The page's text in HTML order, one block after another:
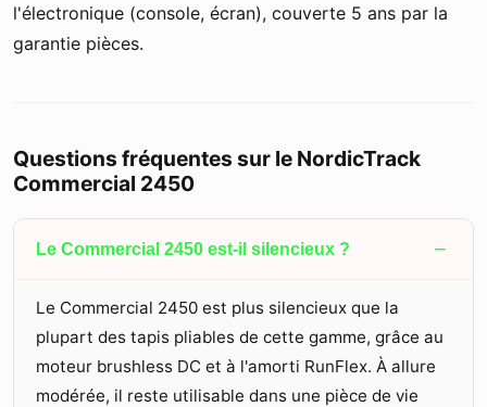
l'électronique (console, écran), couverte 5 ans par la
garantie pièces.
Questions fréquentes sur le NordicTrack
Commercial 2450
Le Commercial 2450 est-il silencieux ? −
Le Commercial 2450 est plus silencieux que la
plupart des tapis pliables de cette gamme, grâce au
moteur brushless DC et à l'amorti RunFlex. À allure
modérée, il reste utilisable dans une pièce de vie